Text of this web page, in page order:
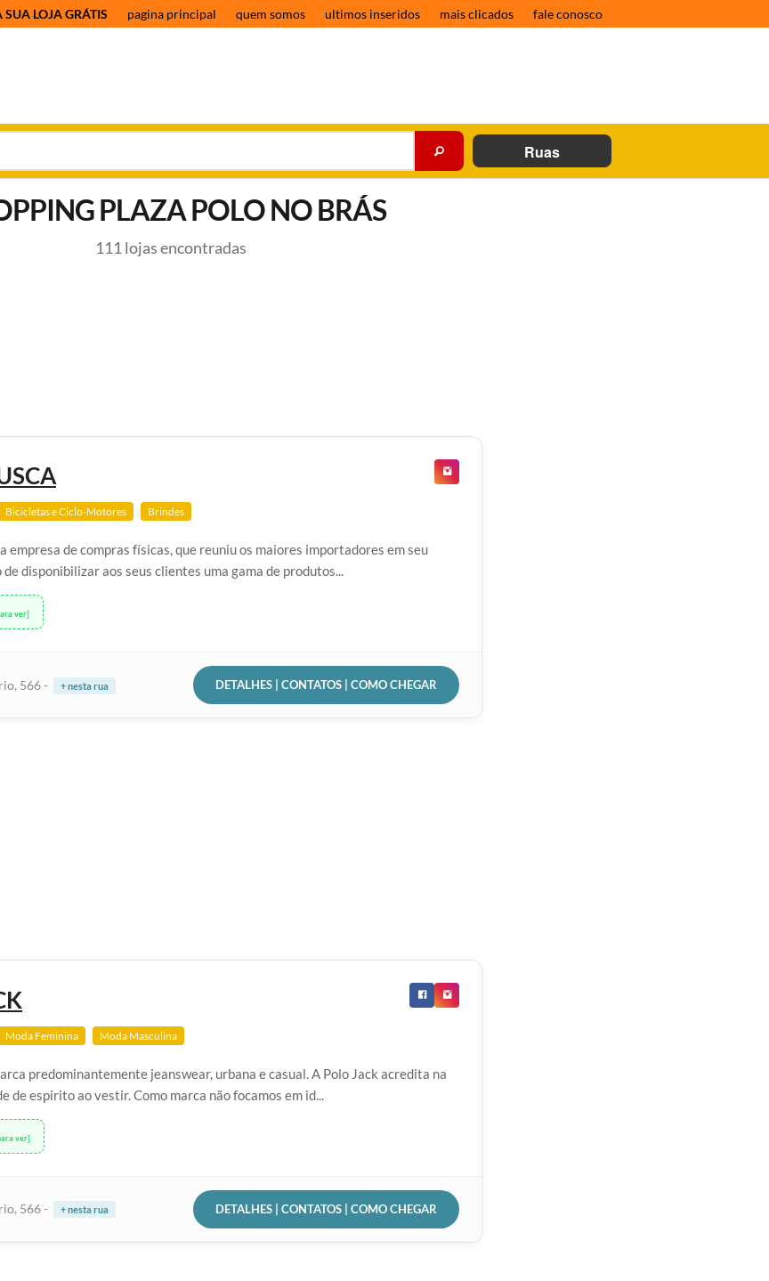
SUA LOJA GRÁTIS pagina principal quem somos ultimos inseridos mais clicados fale conosco
Ruas
PLAZA POLO NO BRÁS
111 lojas encontradas
Bicicletas e Ciclo-Motores Brindes
empresa de compras físicas, que reuniu os maiores importadores em seu
disponibilizar aos seus clientes uma gama de produtos...
ver]
566 - + nesta rua DETALHES | CONTATOS | COMO CHEGAR
Moda Feminina Moda Masculina
predominantemente jeanswear, urbana e casual. A Polo Jack acredita na
de espirito ao vestir. Como marca não focamos em id...
ver]
566 - + nesta rua DETALHES | CONTATOS | COMO CHEGAR